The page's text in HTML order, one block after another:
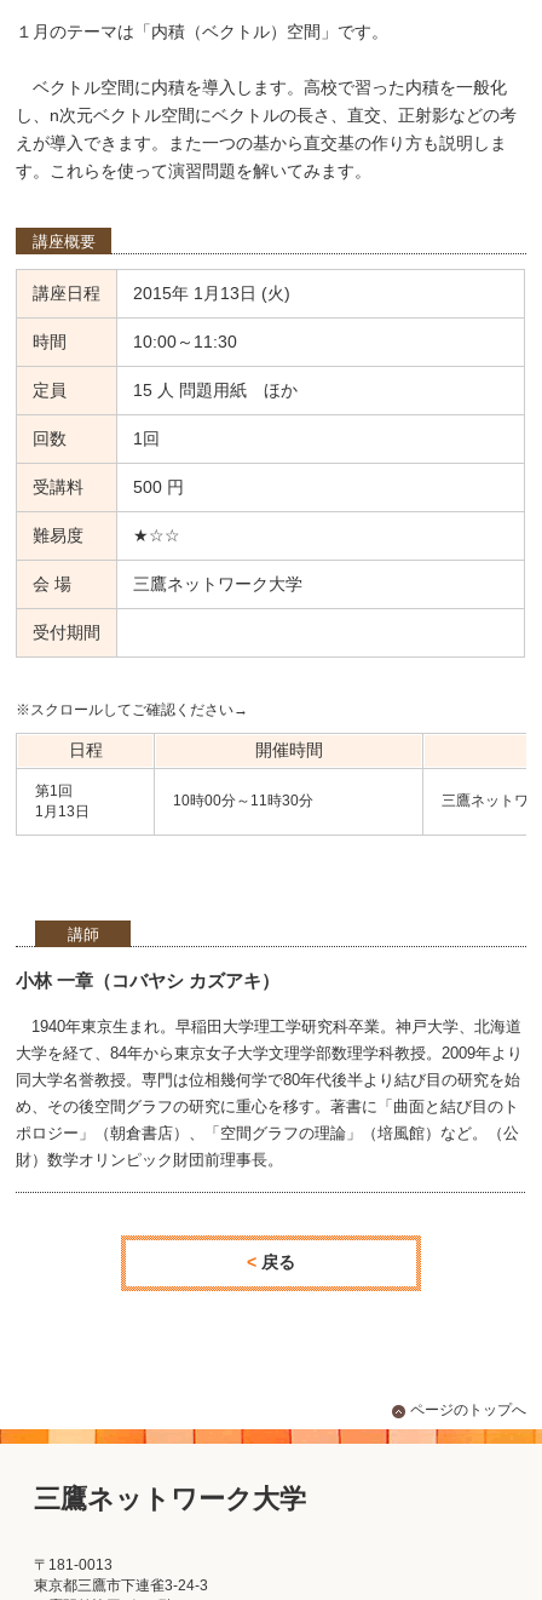
１月のテーマは「内積（ベクトル）空間」です。
ベクトル空間に内積を導入します。高校で習った内積を一般化
し、n次元ベクトル空間にベクトルの長さ、直交、正射影などの考
えが導入できます。また一つの基から直交基の作り方も説明しま
す。これらを使って演習問題を解いてみます。
講座概要
講座日程 2015年 1月13日 (火)
時間 10:00～11:30
定員 15 人 問題用紙 ほか
回数 1回
受講料 500 円
難易度 ★☆☆
会 場 三鷹ネットワーク大学
受付期間
※スクロールしてご確認ください→
日程 開催時間
第1回
1月13日
10時00分～11時30分 三鷹ネットワ
講師
小林 一章（コバヤシ カズアキ）
1940年東京生まれ。早稲田大学理工学研究科卒業。神戸大学、北海道
大学を経て、84年から東京女子大学文理学部数理学科教授。2009年より
同大学名誉教授。専門は位相幾何学で80年代後半より結び目の研究を始
め、その後空間グラフの研究に重心を移す。著書に「曲面と結び目のト
ポロジー」（朝倉書店）、「空間グラフの理論」（培風館）など。（公
財）数学オリンピック財団前理事長。
戻る
ページのトップへ
三鷹ネットワーク大学
〒181-0013
東京都三鷹市下連雀3-24-3